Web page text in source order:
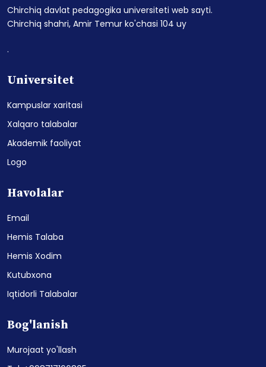
Chirchiq davlat pedagogika universiteti web sayti.
Chirchiq shahri, Amir Temur ko'chasi 104 uy
.
Universitet
Kampuslar xaritasi
Xalqaro talabalar
Akademik faoliyat
Logo
Havolalar
Email
Hemis Talaba
Hemis Xodim
Kutubxona
Iqtidorli Talabalar
Bog'lanish
Murojaat yo'llash